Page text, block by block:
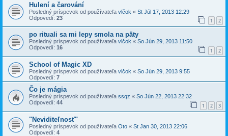
Hulení a čarování
Posledný príspevok od používateľa vlčok « St Júl 17, 2013 12:29
Odpovedí: 23 1 2
po rituali sa mi lepy smola na päty
Posledný príspevok od používateľa vlčok « So Jún 29, 2013 11:50
Odpovedí: 16 1 2
School of Magic XD
Posledný príspevok od používateľa vlčok « So Jún 29, 2013 9:55
Odpovedí: 7
Čo je mágia
Posledný príspevok od používateľa ssqz « So Jún 22, 2013 22:32
Odpovedí: 44 1 2 3
"Neviditeľnosť"
Posledný príspevok od používateľa Oto « St Jan 30, 2013 22:06
Odpovedí: 4